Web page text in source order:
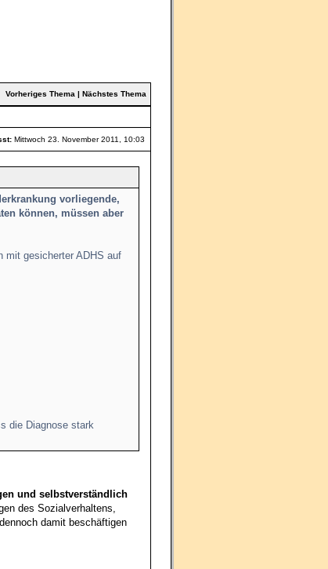
Vorheriges Thema | Nächstes Thema
Mittwoch 23. November 2011, 10:03
vorliegende,
können, müssen aber
mit gesicherter ADHS auf
die Diagnose stark
und selbstverständlich
des Sozialverhaltens,
damit beschäftigen